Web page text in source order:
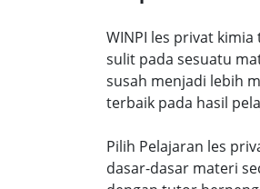
WINPI les privat
sulit pada sesuatu
susah menjadi lebih
terbaik pada hasil
Pilih Pelajaran les
dasar-dasar materi